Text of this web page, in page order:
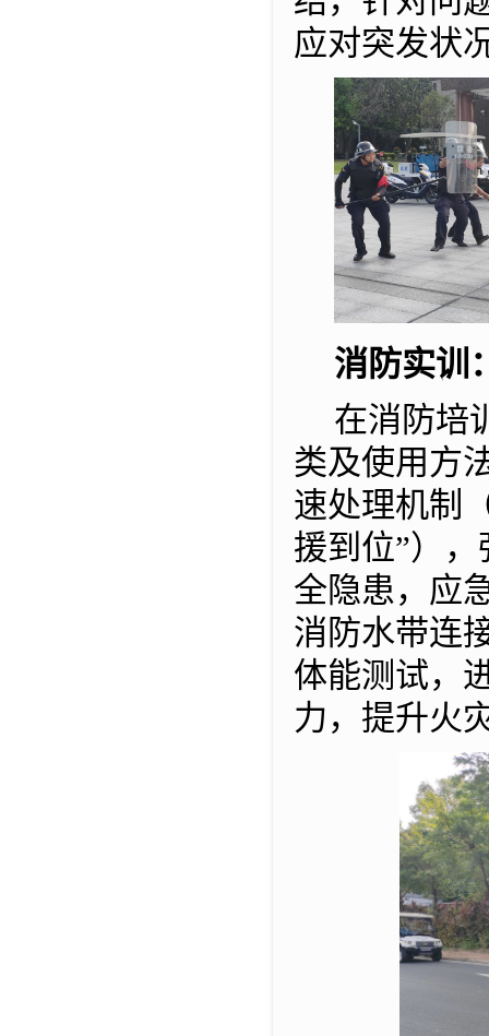
应对突发状
消防实训
在消防培
类及使用方
速处理机制
援到位”）
全隐患，应
消防水带连
体能测试，
力，提升火